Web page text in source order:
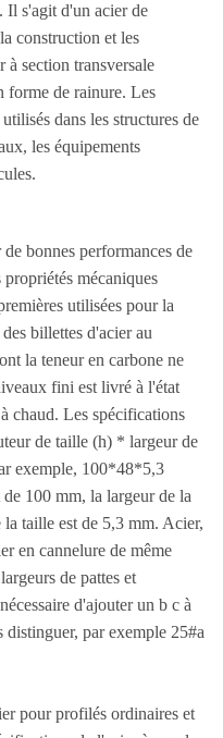
Il s'agit d'un acier de
construction et les
section transversale
forme de rainure. Les
dans les structures de
les équipements
bonnes performances de
mécaniques
utilisées pour la
billettes d'acier au
la teneur en carbone ne
fini est livré à l'état
chaud. Les spécifications
de taille (h) * largeur de
exemple, 100*48*5,3
100 mm, la largeur de la
la taille est de 5,3 mm. Acier,
en cannelure de même
de pattes et
d'ajouter un b c à
par exemple 25#a
pour profilés ordinaires et